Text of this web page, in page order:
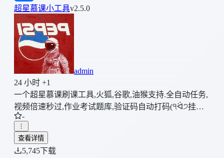
超星慕课小工具v2.5.0
admin
24 小时 +1
一个超星慕课刷课工具,火狐,谷歌,油猴支持.全自动任务,
视频倍速秒过,作业考试题库,验证码自动打码(੧ᐛ੭挂科
模式,启动)
-
查看详情
5,745下载